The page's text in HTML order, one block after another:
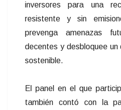
inversores para una
resistente y sin
prevenga amenazas
decentes y desbloquee un
sostenible.
El panel en el que
también contó con la